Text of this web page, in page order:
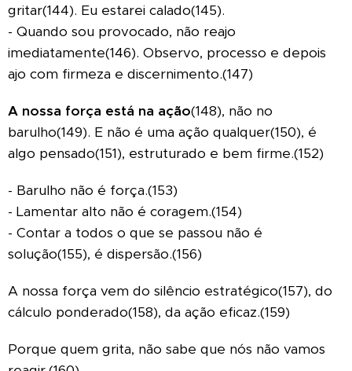
gritar(144). Eu estarei calado(145).
- Quando sou provocado, não reajo
imediatamente(146). Observo, processo e depois
ajo com firmeza e discernimento.(147)
A nossa força está na ação(148), não no
barulho(149). E não é uma ação qualquer(150), é
algo pensado(151), estruturado e bem firme.(152)
- Barulho não é força.(153)
- Lamentar alto não é coragem.(154)
- Contar a todos o que se passou não é
solução(155), é dispersão.(156)
A nossa força vem do silêncio estratégico(157), do
cálculo ponderado(158), da ação eficaz.(159)
Porque quem grita, não sabe que nós não vamos